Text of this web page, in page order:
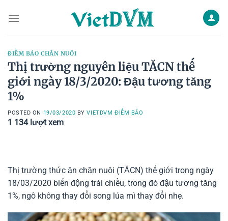
ĐIỂM BÁO CHĂN NUÔI
Thị trường nguyên liệu TĂCN thế
giới ngày 18/3/2020: Đậu tương tăng
1%
POSTED ON 19/03/2020 BYVIETDVM ĐIỂM BÁO
1 134 lượt xem
Thị trường thức ăn chăn nuôi (TĂCN) thế giới trong ngày
18/03/2020 biến động trái chiều, trong đó đậu tương tăng
1%, ngô không thay đổi song lúa mì thay đổi nhẹ.